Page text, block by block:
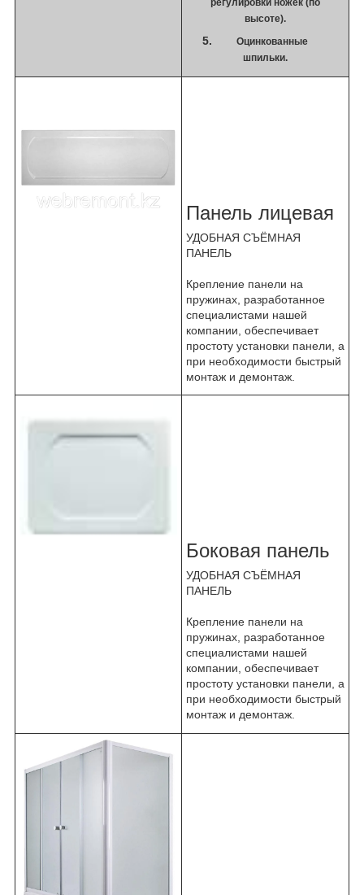
регулировки ножек (по
высоте).
Оцинкованные
шпильки.
Панель лицевая
УДОБНАЯ СЪЁМНАЯ
ПАНЕЛЬ
Крепление панели на
пружинах, разработанное
специалистами нашей
компании, обеспечивает
простоту установки панели, а
при необходимости быстрый
монтаж и демонтаж.
Боковая панель
УДОБНАЯ СЪЁМНАЯ
ПАНЕЛЬ
Крепление панели на
пружинах, разработанное
специалистами нашей
компании, обеспечивает
простоту установки панели, а
при необходимости быстрый
монтаж и демонтаж.